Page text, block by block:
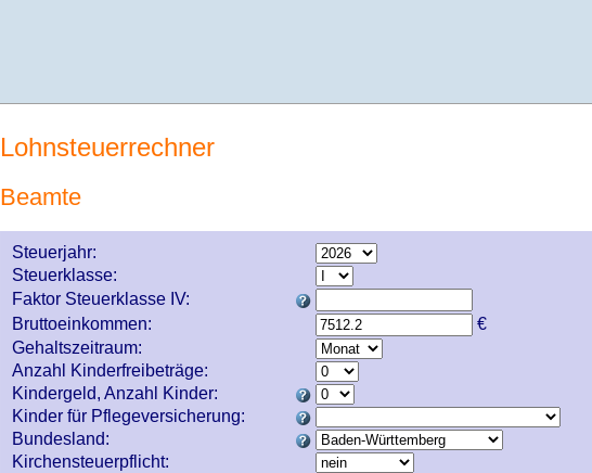
Lohnsteuerrechner
Beamte
Steuerjahr:
Steuerklasse:
Faktor Steuerklasse IV:
Bruttoeinkommen:
€
Gehaltszeitraum:
Anzahl Kinderfreibeträge:
Kindergeld, Anzahl Kinder:
Kinder für Pflegeversicherung:
Bundesland:
Kirchensteuerpflicht: